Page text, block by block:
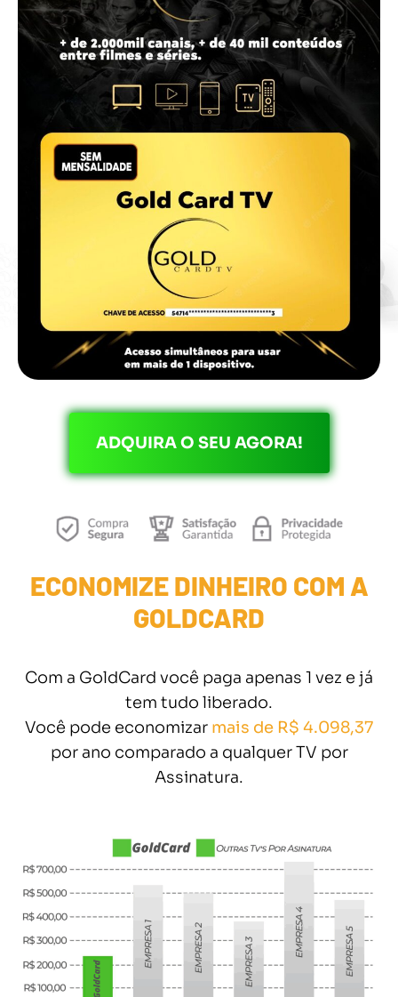
ADQUIRA O SEU AGORA!
ECONOMIZE DINHEIRO COM A
GOLDCARD
Com a GoldCard você paga apenas 1 vez e já
tem tudo liberado.
Você pode economizar mais de R$ 4.098,37
por ano comparado a qualquer TV por
Assinatura.